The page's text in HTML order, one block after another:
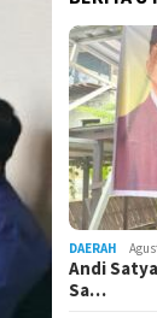
DAERAH
Andi
Sa…